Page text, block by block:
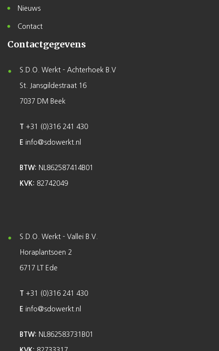
Nieuws
Contact
Contactgegevens
S.D.O. Werkt - Achterhoek B.V
St. Jansgildestraat 16
7037 DM Beek
T +31 (0)316 241 430
E info@sdowerkt.nl
BTW: NL862587414B01
KVK: 82742049
S.D.O. Werkt - Vallei B.V.
Horaplantsoen 2
6717 LT Ede
T +31 (0)316 241 430
E info@sdowerkt.nl
BTW: NL862583731B01